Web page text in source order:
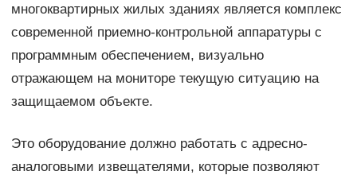
многоквартирных жилых зданиях является комплекс
современной приемно-контрольной аппаратуры с
программным обеспечением, визуально
отражающем на мониторе текущую ситуацию на
защищаемом объекте.
Это оборудование должно работать с адресно-
аналоговыми извещателями, которые позволяют